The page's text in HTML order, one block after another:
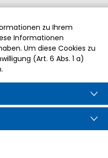
zu Ihrem
Informationen
Um diese Cookies zu
(Art. 6 Abs. 1 a)